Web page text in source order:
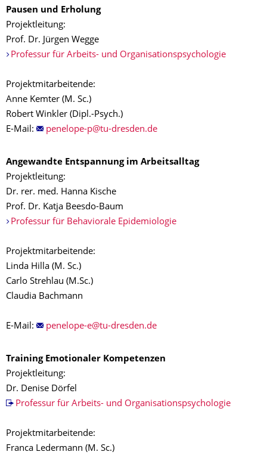
Pausen und Erholung
Projektleitung:
Prof. Dr. Jürgen Wegge
Professur für Arbeits- und Organisationspsychologie
Projektmitarbeitende:
Anne Kemter (M. Sc.)
Robert Winkler (Dipl.-Psych.)
E-Mail:
Angewandte Entspannung im Arbeitsalltag
Projektleitung:
Dr. rer. med. Hanna Kische
Prof. Dr. Katja Beesdo-Baum
Professur für Behaviorale Epidemiologie
Projektmitarbeitende:
Linda Hilla (M. Sc.)
Carlo Strehlau (M.Sc.)
Claudia Bachmann
E-Mail:
Training Emotionaler Kompetenzen
Projektleitung:
Dr. Denise Dörfel
Professur für Arbeits- und Organisationspsychologie
Projektmitarbeitende:
Franca Ledermann (M. Sc.)